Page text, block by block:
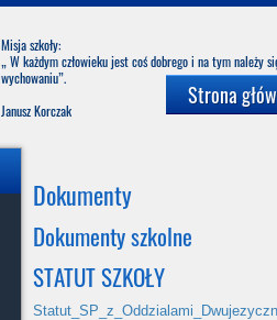
Misja szkoły:
„ W każdym człowieku jest coś dobrego i na tym należy
Janusz Korczak
Strona
Dokumenty
Dokumenty szkolne
STATUT SZKOŁY